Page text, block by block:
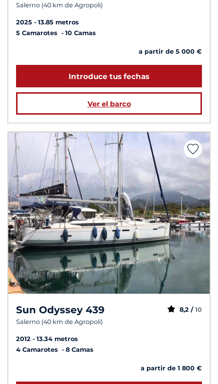
Salerno (40 km de Agropoli)
2025
13.85 metros
5 Camarotes
10 Camas
a partir de 5 000 €
Introduce tus fechas
Ver el barco
Sun Odyssey 439
Salerno (40 km de Agropoli)
8,2 / 10
2012
13.34 metros
4 Camarotes
8 Camas
a partir de 1 800 €